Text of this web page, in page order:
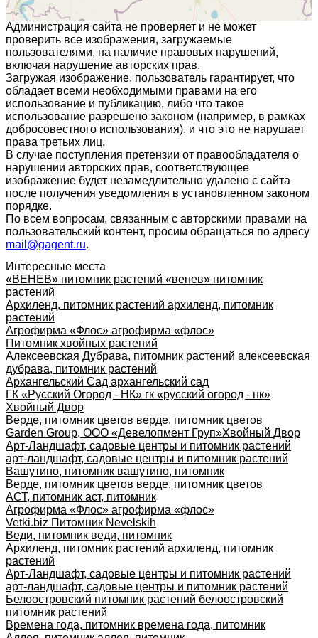
Администрация сайта не проверяет и не может
проверить все изображения, загружаемые
пользователями, на наличие правовых нарушений,
включая нарушение авторских прав.
Загружая изображение, пользователь гарантирует, что
обладает всеми необходимыми правами на его
использование и публикацию, либо что такое
использование разрешено законом (например, в рамках
добросовестного использования), и что это не нарушает
права третьих лиц.
В случае поступления претензии от правообладателя о
нарушении авторских прав, соответствующее
изображение будет незамедлительно удалено с сайта
после получения уведомления в установленном законом
порядке.
По всем вопросам, связанным с авторскими правами на
пользовательский контент, просим обращаться по адресу
mail@gagent.ru.
Интересные места
«ВЕНЕВ» питомник растений «венев» питомник
растений
Архиленд, питомник растений архиленд, питомник
растений
Агрофирма «Флос» агрофирма «флос»
Питомник хвойных растений
Алексеевская Дубрава, питомник растений алексеевская
дубрава, питомник растений
Архангельский Сад архангельский сад
ГК «Русский Огород - НК» гк «русский огород - нк»
Хвойный Двор
Верде, питомник цветов верде, питомник цветов
Garden Group, ООО «Девелопмент Груп»Хвойный Двор
Арт-Ландшафт, садовые центры и питомник растений
арт-ландшафт, садовые центры и питомник растений
Вашутино, питомник вашутино, питомник
Верде, питомник цветов верде, питомник цветов
АСТ, питомник аст, питомник
Агрофирма «Флос» агрофирма «флос»
Vetki.biz Питомник Nevelskih
Веди, питомник веди, питомник
Архиленд, питомник растений архиленд, питомник
растений
Арт-Ландшафт, садовые центры и питомник растений
арт-ландшафт, садовые центры и питомник растений
Белоостровский питомник растений белоостровский
питомник растений
Времена года, питомник времена года, питомник